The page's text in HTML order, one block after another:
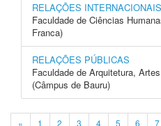
RELAÇÕES INTERNACIONAIS
Faculdade de Ciências
Franca)
RELAÇÕES PÚBLICAS
Faculdade de Arquitetura,
(Câmpus de Bauru)
« 1 2 3 4 5 6 7